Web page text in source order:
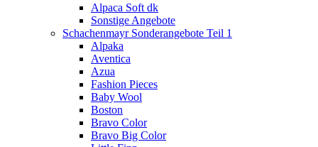
Alpaca Soft dk
Sonstige Angebote
Schachenmayr Sonderangebote Teil 1
Alpaka
Aventica
Azua
Fashion Pieces
Baby Wool
Boston
Bravo Color
Bravo Big Color